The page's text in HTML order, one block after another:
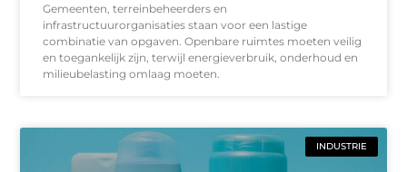
Gemeenten, terreinbeheerders en
infrastructuurorganisaties staan voor een lastige
combinatie van opgaven. Openbare ruimtes moeten veilig
en toegankelijk zijn, terwijl energieverbruik, onderhoud en
milieubelasting omlaag moeten.
INDUSTRIE